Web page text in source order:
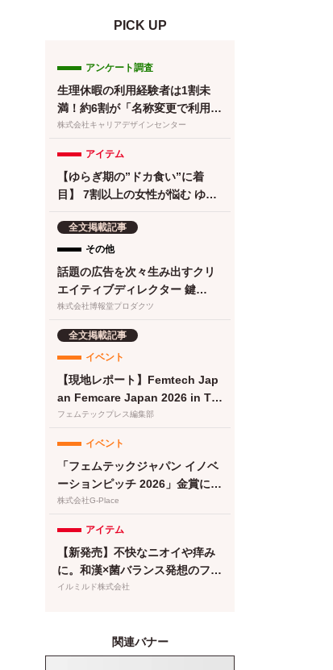
PICK UP
アンケート調査
生理休暇の利用経験者は1割未
満！約6割が「名称変更で利用し
やすくなる」と回答／『女の転
ト【第134回】
株式会社キャリアデザインセンター
アイテム
【ゆらぎ期の”ドカ食い”に着
目】 7割以上の女性が悩む ゆら
リ『Calme（カルメ）』8月3日
新発売！
全文掲載記事
その他
話題の広告を次々生み出すクリ
エイティブディレクター 鍵
は“顧客化接点の設計・実
株式会社博報堂プロダクツ
全文掲載記事
イベント
【現地レポート】Femtech Jap
an Femcare Japan 2026 in TO
KYO｜フェムテックジャパン20
取り組みが集結
フェムテックプレス編集部
イベント
「フェムテックジャパン イノベ
ーションピッチ 2026」金賞に竹
繊維＆でんぷん由来吸収体の生
株式会社G-Place
アイテム
【新発売】不快なニオイや痒み
に。和漢×菌バランス発想のフェ
ムケア泡ソープが登場
イルミルド株式会社
関連バナー